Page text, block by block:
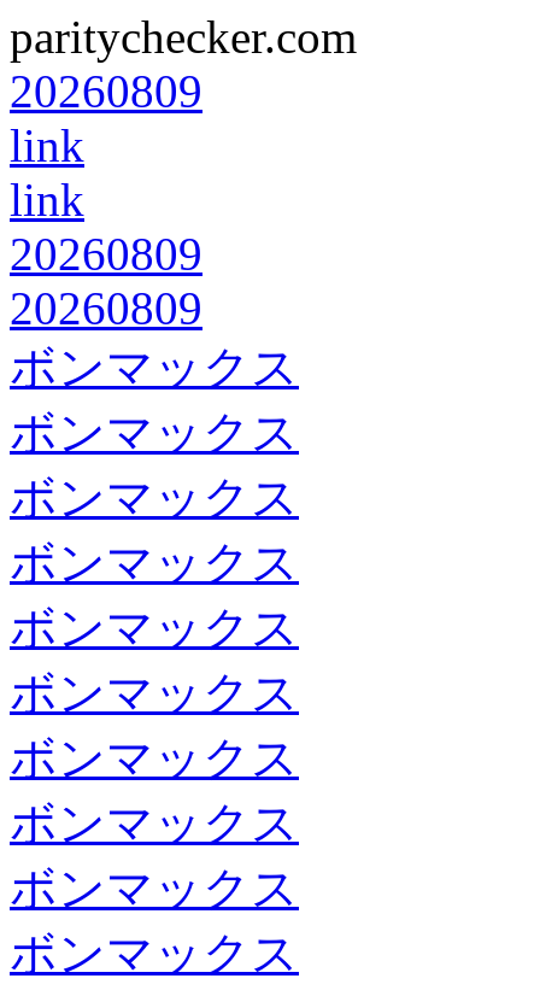
paritychecker.com
20260809
link
link
20260809
20260809
ボンマックス
ボンマックス
ボンマックス
ボンマックス
ボンマックス
ボンマックス
ボンマックス
ボンマックス
ボンマックス
ボンマックス